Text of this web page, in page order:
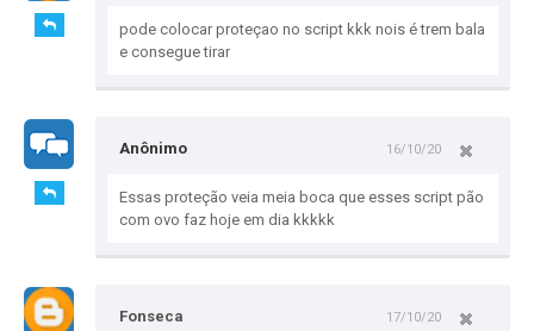
pode colocar proteçao no script kkk nois é trem bala
e consegue tirar
Anônimo 16/10/20
Essas proteção veia meia boca que esses script pão
com ovo faz hoje em dia kkkkk
Fonseca 17/10/20